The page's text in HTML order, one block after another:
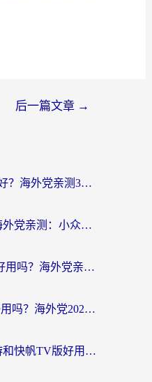
后一篇文章 →
雷神手游和sixfast哪个好？海外党亲测3款回国加速器，教你选对不踩坑
穿梭和快喵好用吗？海外党亲测：小众加速器对比+番茄加速器深度体验
云极和Unblock Youku好用吗？海外党亲测+2026回国加速器避坑指南
ChickCN和海外回国好用吗？海外党2026亲测：从手游到影音，选对加速器的3个关键
海外党必看：雷神手游和快帆TV版好用吗？3步选对回国加速器不踩坑